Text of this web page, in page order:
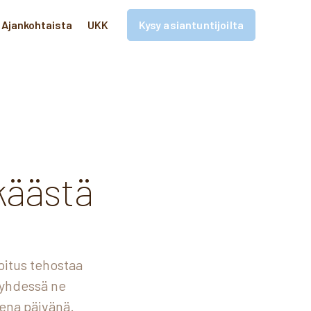
Ajankohtaista UKK Kysy asiantuntijoilta
tehostaa
ne
päivänä.